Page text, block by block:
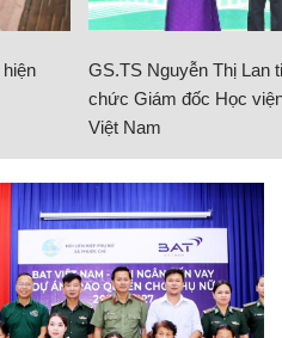
GS.TS Nguyễn Thị Lan
chức Giám đốc Học
Việt Nam